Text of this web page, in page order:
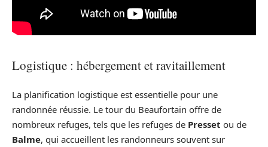
Logistique : hébergement et ravitaillement
La planification logistique est essentielle pour une
randonnée réussie. Le tour du Beaufortain offre de
nombreux refuges, tels que les refuges de Presset ou de
Balme, qui accueillent les randonneurs souvent sur